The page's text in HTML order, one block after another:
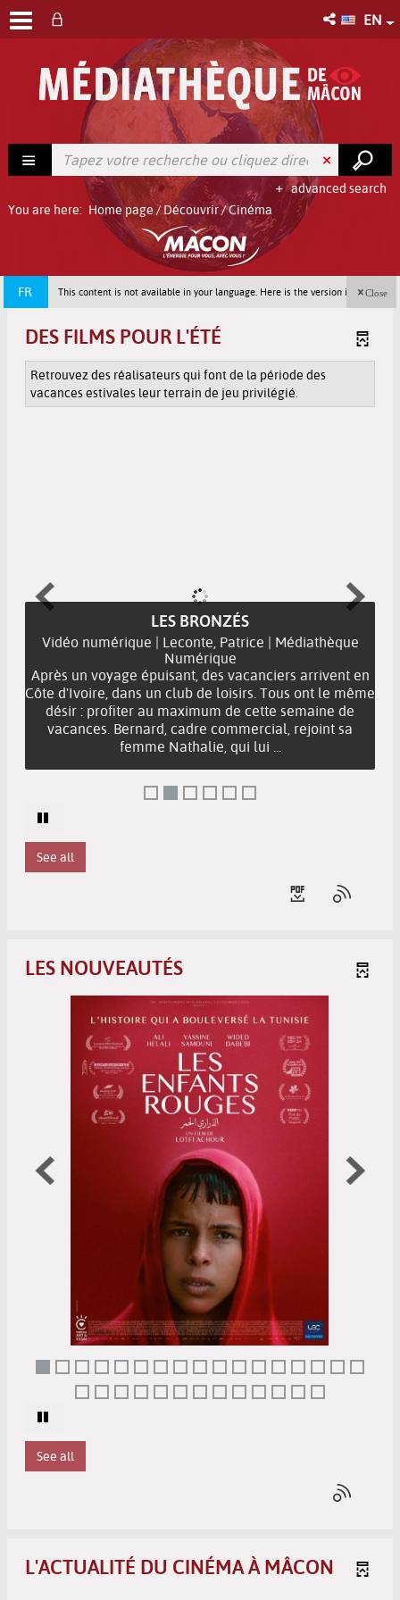
EN
advanced search
You are here: Home page/Découvrir/Cinéma
FR This content is not available in your language. Here is the version in french
Close
DES FILMS POUR L'ÉTÉ
Retrouvez des réalisateurs qui font de la période des
vacances estivales leur terrain de jeu privilégié.
LES BRONZÉS
Vidéo numérique | Leconte, Patrice | Médiathèque
Numérique
Après un voyage épuisant, des vacanciers arrivent en
Côte d'Ivoire, dans un club de loisirs. Tous ont le même
désir : profiter au maximum de cette semaine de
vacances. Bernard, cadre commercial, rejoint sa
femme Nathalie, qui lui ...
See all
LES NOUVEAUTÉS
See all
L'ACTUALITÉ DU CINÉMA À MÂCON